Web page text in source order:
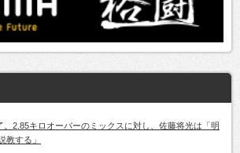
。2.85キロオーバーのミックスに対し、佐藤将光は「明
教する」